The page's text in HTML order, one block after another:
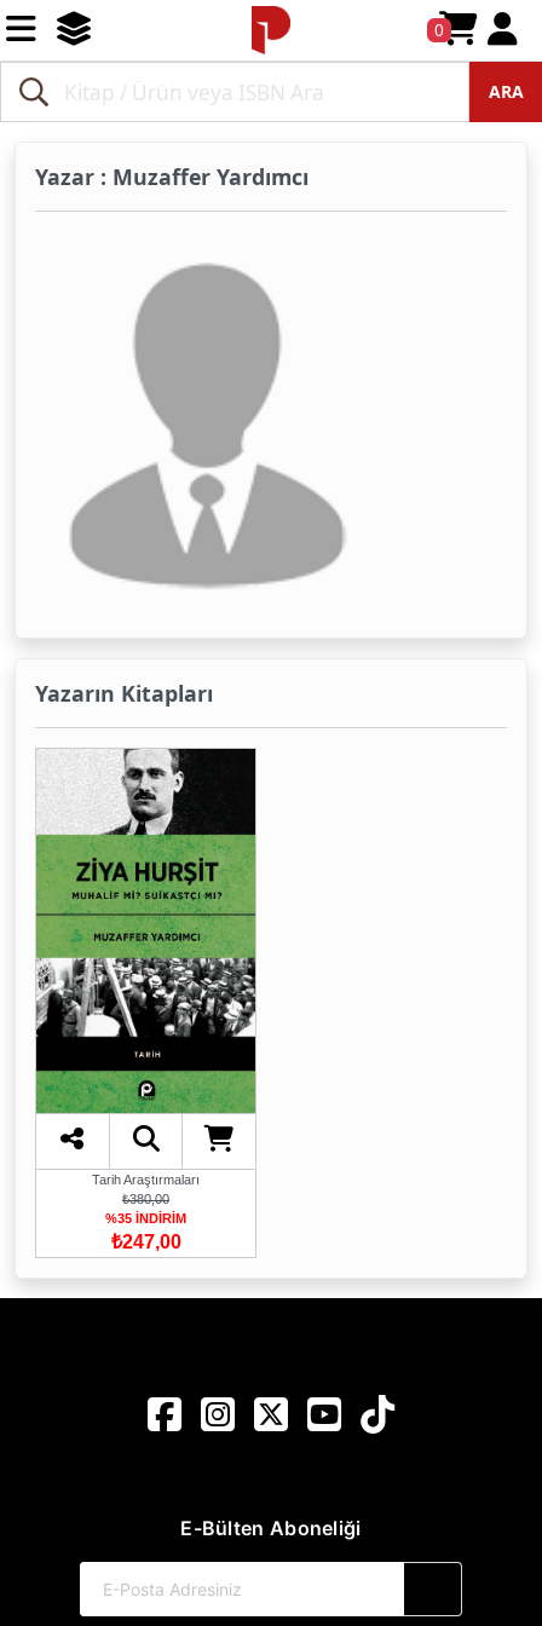
0
ARA
Yazar : Muzaffer Yardımcı
Yazarın Kitapları
Tarih Araştırmaları
₺380,00
%35 İNDİRİM
₺247,00
E-Bülten Aboneliği